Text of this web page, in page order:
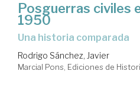
Posguerras civiles
1950
una historia comparada
Rodrigo Sánchez, Javier
Marcial Pons, Ediciones de